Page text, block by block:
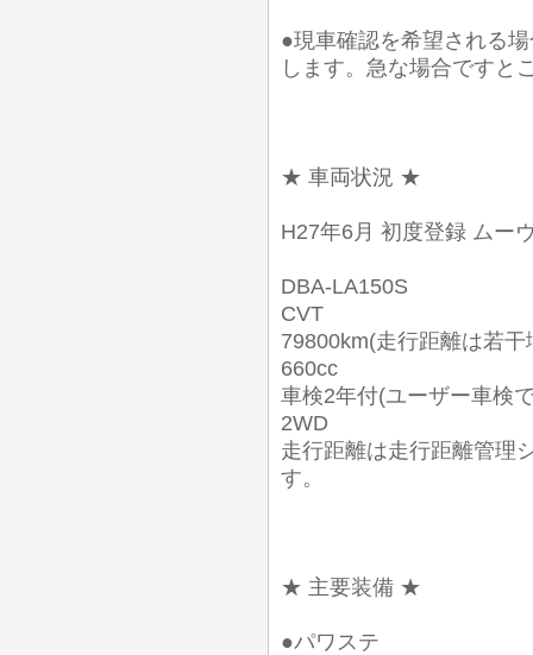
●現車確認を希望される
します。急な場合ですと
★ 車両状況 ★
H27年6月 初度登録 ムー
DBA-LA150S
CVT
79800km(走行距離は若干
660cc
車検2年付(ユーザー車検
2WD
走行距離は走行距離管理
す。
★ 主要装備 ★
●パワステ